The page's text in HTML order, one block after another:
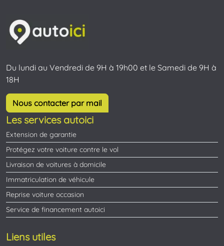
Du lundi au Vendredi de 9H à 19h00 et le Samedi de 9H à
18H
Nous contacter par mail
Les services autoici
Extension de garantie
Protégez votre voiture contre le vol
Livraison de voitures à domicile
Immatriculation de véhicule
Reprise voiture occasion
Service de financement autoici
Liens utiles